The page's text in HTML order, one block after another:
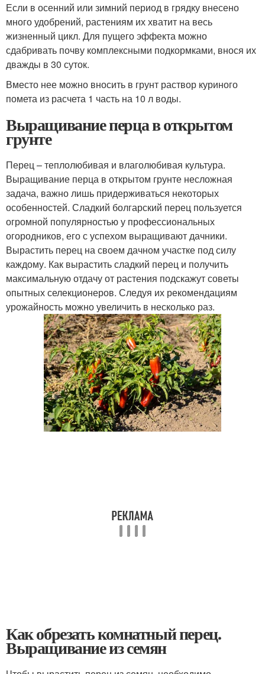
Если в осенний или зимний период в грядку внесено
много удобрений, растениям их хватит на весь
жизненный цикл. Для пущего эффекта можно
сдабривать почву комплексными подкормками, внося их
дважды в 30 суток.
Вместо нее можно вносить в грунт раствор куриного
помета из расчета 1 часть на 10 л воды.
Выращивание перца в открытом
грунте
Перец – теплолюбивая и влаголюбивая культура.
Выращивание перца в открытом грунте несложная
задача, важно лишь придерживаться некоторых
особенностей. Сладкий болгарский перец пользуется
огромной популярностью у профессиональных
огородников, его с успехом выращивают дачники.
Вырастить перец на своем дачном участке под силу
каждому. Как вырастить сладкий перец и получить
максимальную отдачу от растения подскажут советы
опытных селекционеров. Следуя их рекомендациям
урожайность можно увеличить в несколько раз.
Как обрезать комнатный перец.
Выращивание из семян